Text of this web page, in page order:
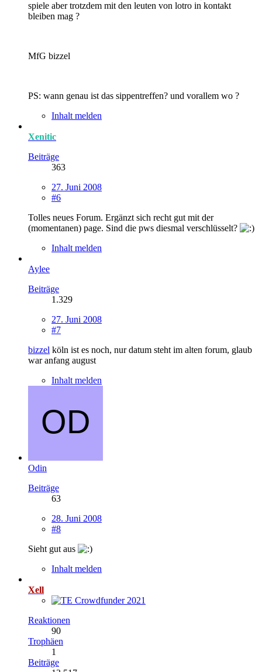
spiele aber trotzdem mit den leuten von lotro in kontakt
bleiben mag ?
MfG bizzel
PS: wann genau ist das sippentreffen? und vorallem wo ?
Inhalt melden
Xenitic
Beiträge
363
27. Juni 2008
#6
Tolles neues Forum. Ergänzt sich recht gut mit der
(momentanen) page. Sind die pws diesmal verschlüsselt?
Inhalt melden
Aylee
Beiträge
1.329
27. Juni 2008
#7
bizzel köln ist es noch, nur datum steht im alten forum, glaub
war anfang august
Inhalt melden
Odin
Beiträge
63
28. Juni 2008
#8
Sieht gut aus
Inhalt melden
Xell
Reaktionen
90
Trophäen
1
Beiträge